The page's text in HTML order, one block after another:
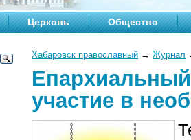
Церковь Общество
Хабаровск православный → Журнал
участие в